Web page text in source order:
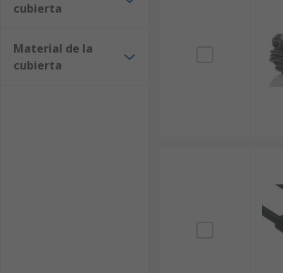
cubierta
Material de la
cubierta